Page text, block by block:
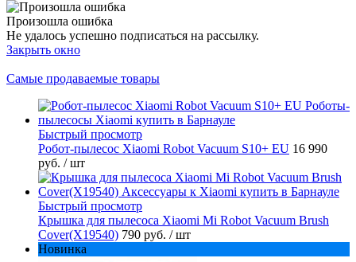
Произошла ошибка
Не удалось успешно подписаться на рассылку.
Закрыть окно
Самые продаваемые товары
Быстрый просмотр
Робот-пылесос Xiaomi Robot Vacuum S10+ EU 16 990
руб. / шт
Быстрый просмотр
Крышка для пылесоса Xiaomi Mi Robot Vacuum Brush
Cover(X19540) 790 руб. / шт
Новинка